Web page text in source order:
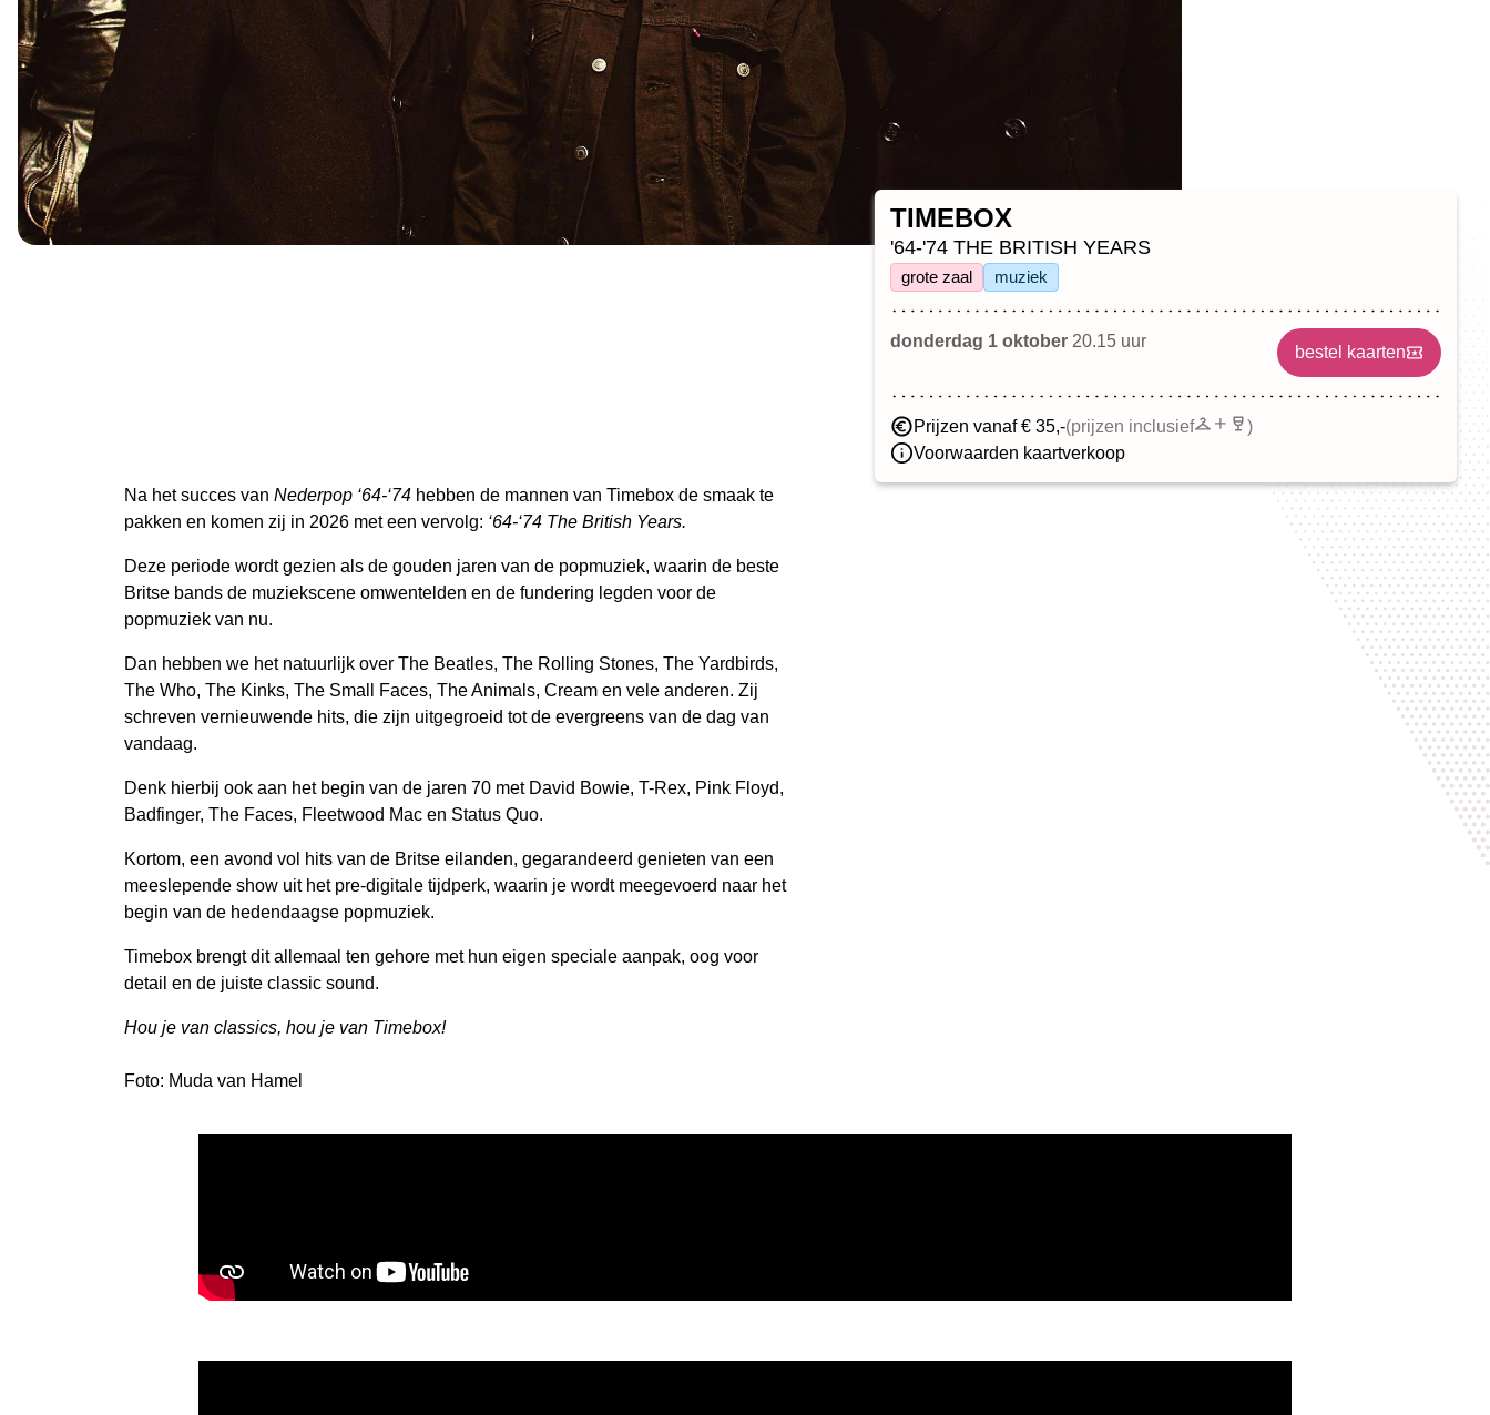
TIMEBOX
'64-'74 THE BRITISH YEARS
grote zaal muziek
donderdag 1 oktober 20.15 uur
bestel kaarten
Prijzen vanaf € 35,-(prijzen inclusief
)
Voorwaarden kaartverkoop
Na het succes vanNederpop ‘64-‘74 hebben de mannen van Timebox de smaak te
pakken en komen zij in 2026 met een vervolg: ‘64-‘74 The British Years.
Deze periode wordt gezien als de gouden jaren van de popmuziek, waarin de beste
Britse bands de muziekscene omwentelden en de fundering legden voor de
popmuziek van nu.
Dan hebben we het natuurlijk over The Beatles, The Rolling Stones, The Yardbirds,
The Who, The Kinks, The Small Faces, The Animals, Cream en vele anderen. Zij
schreven vernieuwende hits, die zijn uitgegroeid tot de evergreens van de dag van
vandaag.
Denk hierbij ook aan het begin van de jaren 70 met David Bowie, T-Rex, Pink Floyd,
Badfinger, The Faces, Fleetwood Mac en Status Quo.
Kortom, een avond vol hits van de Britse eilanden, gegarandeerd genieten van een
meeslepende show uit het pre-digitale tijdperk, waarin je wordt meegevoerd naar het
begin van de hedendaagse popmuziek.
Timebox brengt dit allemaal ten gehore met hun eigen speciale aanpak, oog voor
detail en de juiste classic sound.
Hou je van classics, hou je van Timebox!
Foto: Muda van Hamel